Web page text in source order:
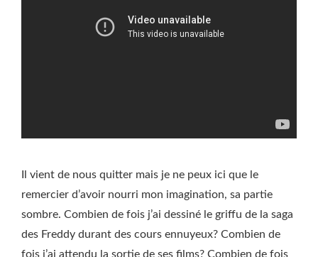
Il vient de nous quitter mais je ne peux ici que le
remercier d’avoir nourri mon imagination, sa partie
sombre. Combien de fois j’ai dessiné le griffu de la saga
des Freddy durant des cours ennuyeux? Combien de
fois j’ai attendu la sortie de ses films? Combien de fois